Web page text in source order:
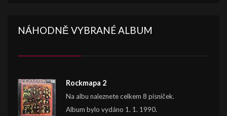
NÁHODNĚ VYBRANÉ ALBUM
Rockmapa 2
Na albu naleznete celkem 8 písniček.
Album bylo vydáno 1. 1. 1990.